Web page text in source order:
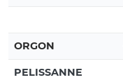
ORGON
PELISSANNE